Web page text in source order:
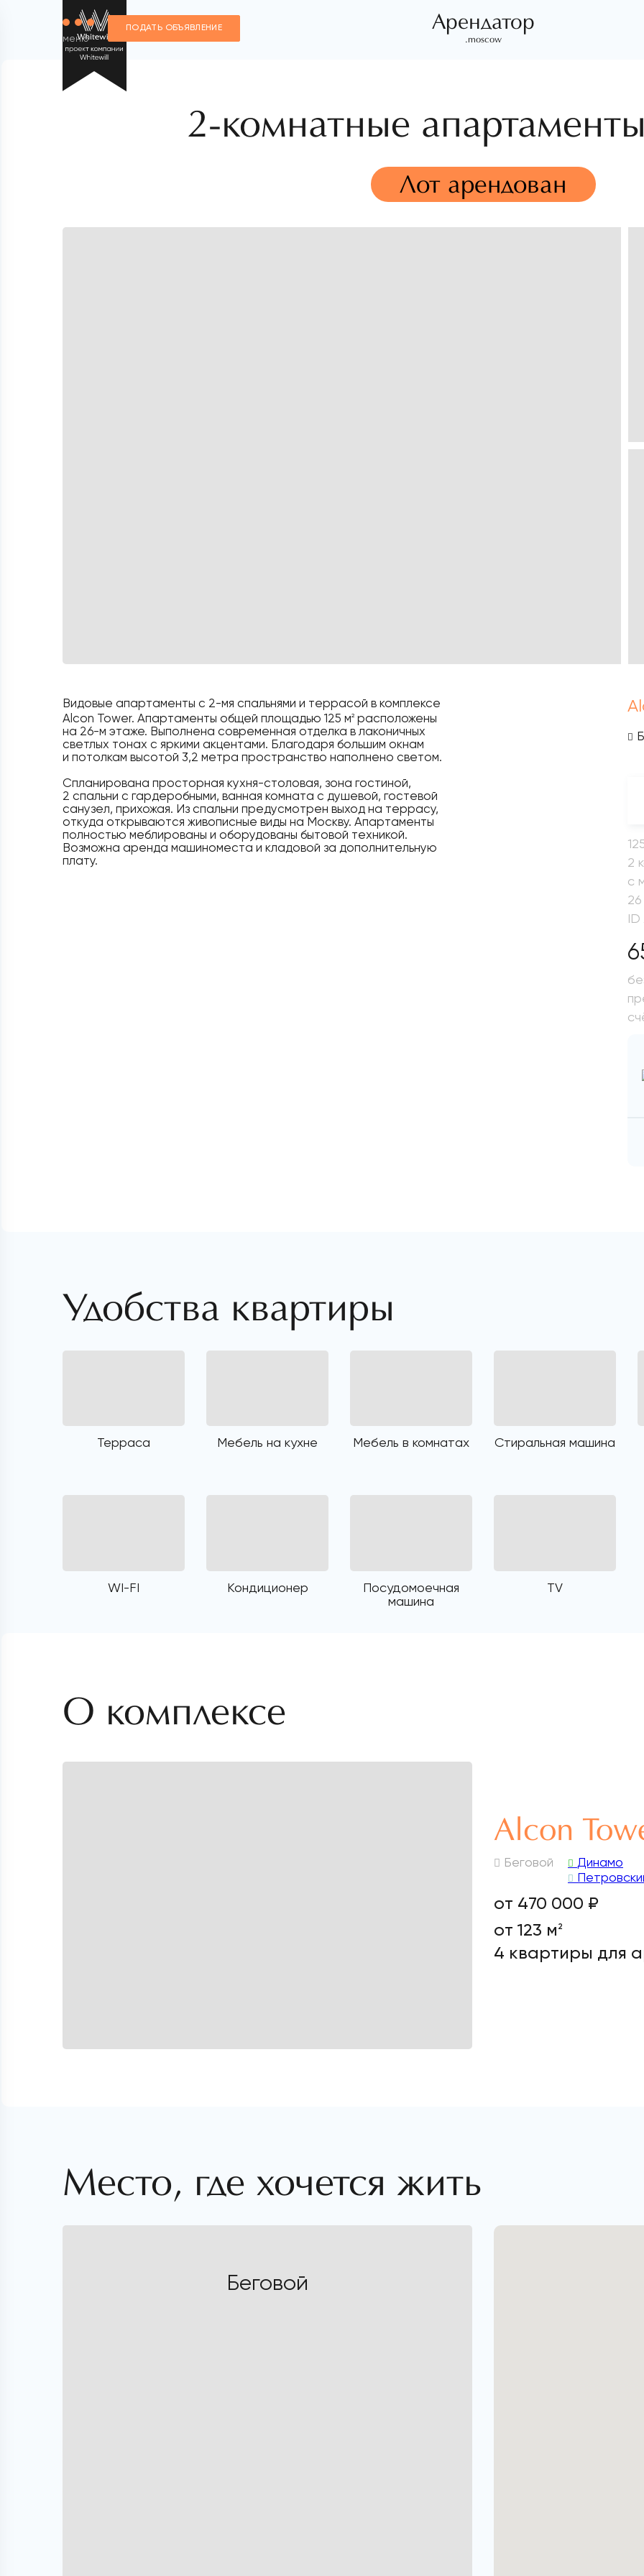
меню
ПОДАТЬ ОБЪЯВЛЕНИЕ Арендатор
.moscow
2-комнатные
Лот арендован
Видовые апартаменты с 2-мя спальнями и террасой в комплексе
Alcon Tower. Апартаменты общей площадью 125 м2 расположены
на 26-м этаже. Выполнена современная отделка в лаконичных
светлых тонах с яркими акцентами. Благодаря большим окнам
и потолкам высотой 3,2 метра пространство наполнено светом.
Спланирована просторная кухня-столовая, зона гостиной,
2 спальни с гардеробными, ванная комната с душевой, гостевой
санузел, прихожая. Из спальни предусмотрен выход на террасу,
откуда открываются живописные виды на Москву. Апартаменты
полностью меблированы и оборудованы бытовой техникой.
Возможна аренда машиноместа и кладовой за дополнительную
плату.
2
с
ID
Удобства квартиры
Терраса Мебель на кухне Мебель в комнатах Стиральная машина
WI-FI Кондиционер
Посудомоечная
машина
TV
О комплексе
Alcon
Беговой
Динамо
от 470 000 ₽
от 123 м 2
4 квартиры для
Место, где хочется жить
Беговой